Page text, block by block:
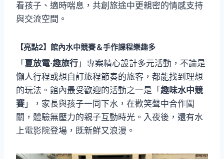
看孩子、適時喘息，共創旅途中更親密的情感支持
與交流空間。
【亮點2】 館內水中競賽＆手作課程樂趣多
「夏放電‧趣旅行 」專案精心設計多元活動，不論是
懶人行程或想自訂旅程節奏的旅客，都能找到理想
的玩法。館內最受歡迎的活動之一是「趣味水中競
賽」，家長與孩子一同下水，在歡笑聲中合作闖
關，體驗無壓力的親子互動時光。入夜後，還有水
上電影院登場，既新鮮又浪漫。